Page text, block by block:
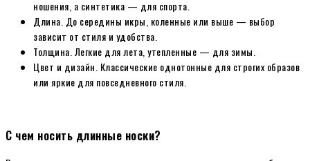
ношения, а синтетика — для спорта.
Длина. До середины икры, коленные или выше — выбор
зависит от стиля и удобства.
Толщина. Легкие для лета, утепленные — для зимы.
Цвет и дизайн. Классические однотонные для строгих образов
или яркие для повседневного стиля.
С чем носить длинные носки?